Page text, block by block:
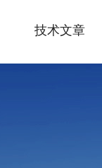
技术文章